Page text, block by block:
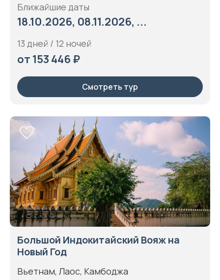
Ближайшие даты
18.10.2026, 08.11.2026, ...
13 дней / 12 ночей
от 153 446 ₽
Смотреть тур
Большой Индокитайский Вояж на
Новый Год
Вьетнам, Лаос, Камбоджа